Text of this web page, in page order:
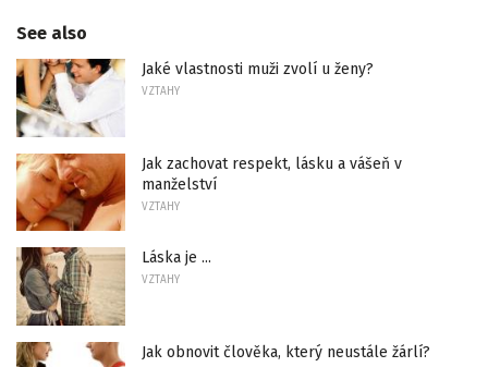
See also
Jaké vlastnosti muži zvolí u ženy?
VZTAHY
Jak zachovat respekt, lásku a vášeň v
manželství
VZTAHY
Láska je ...
VZTAHY
Jak obnovit člověka, který neustále žárlí?